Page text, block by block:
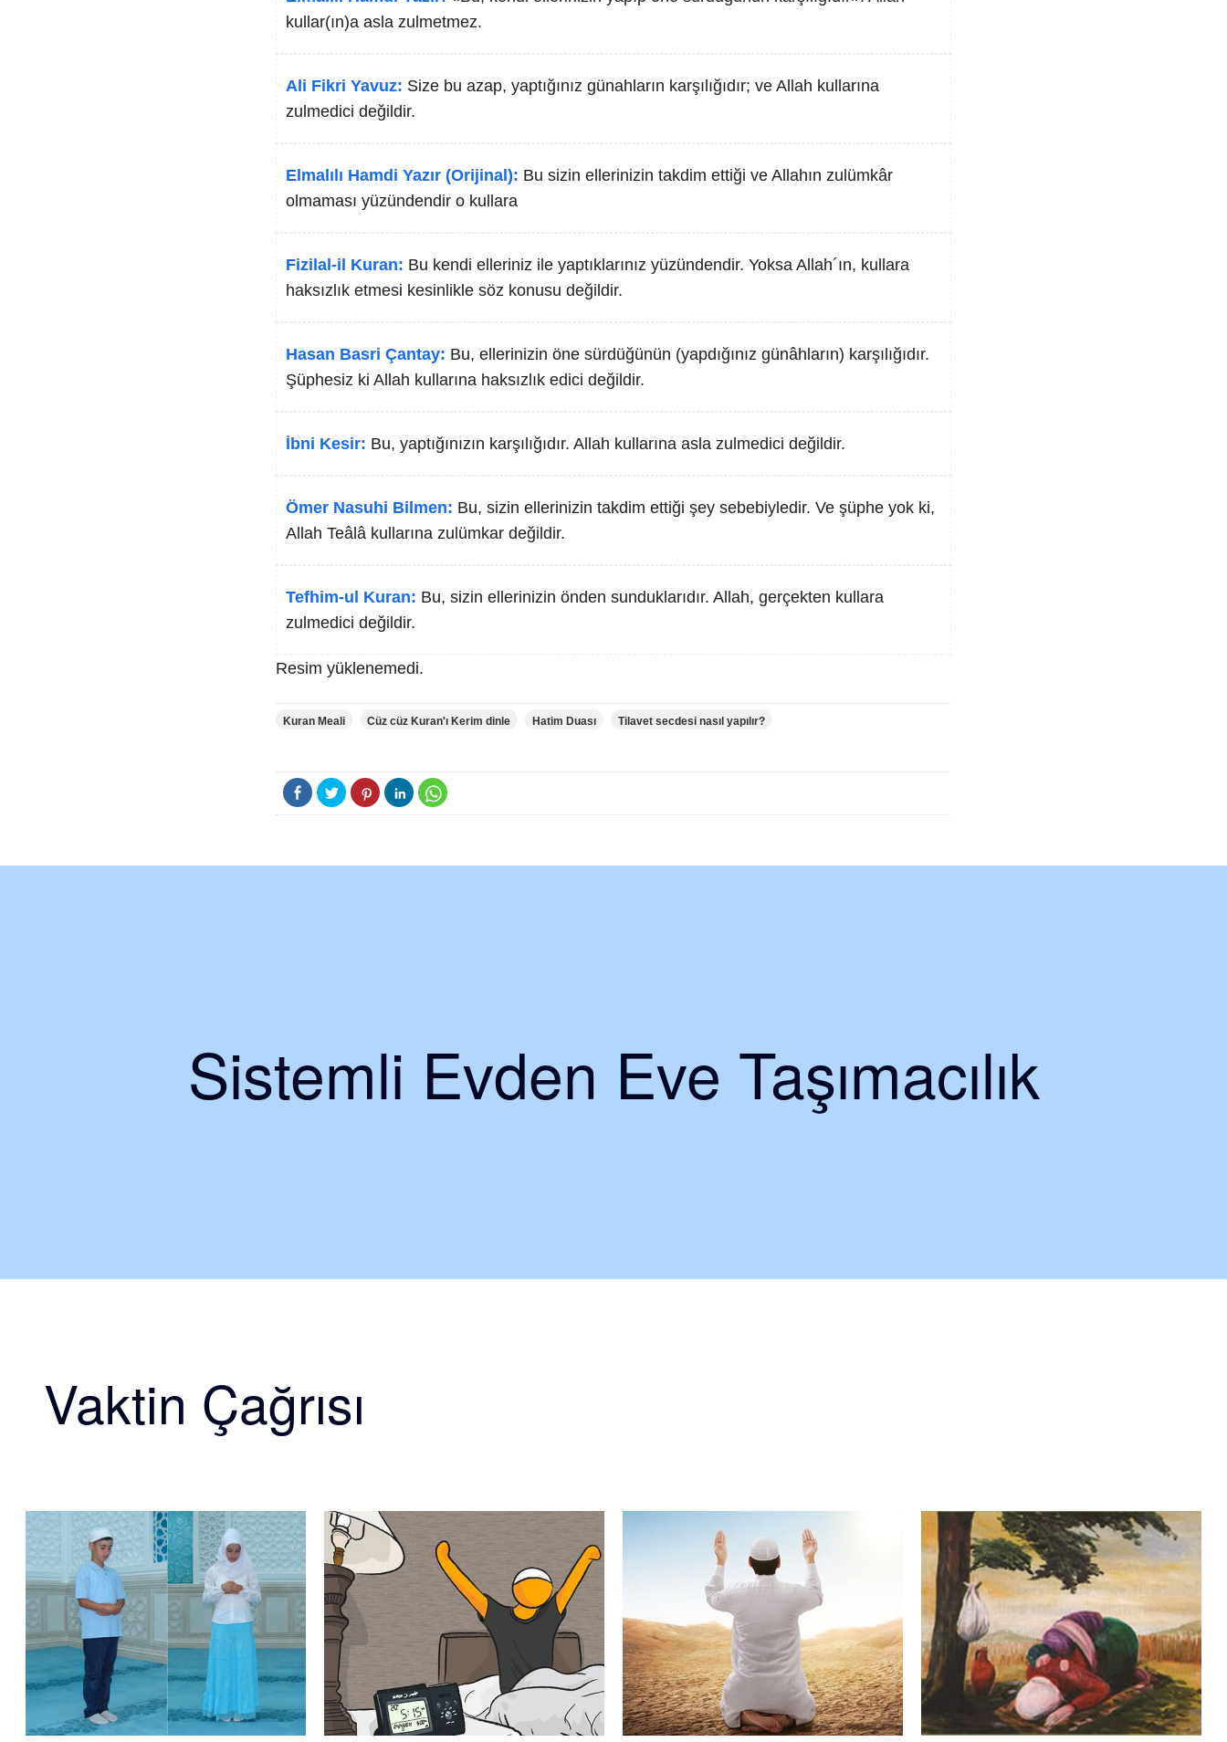
kullar(ın)a asla zulmetmez.
Ali Fikri Yavuz: Size bu azap, yaptığınız günahların karşılığıdır; ve Allah kullarına
zulmedici değildir.
Elmalılı Hamdi Yazır (Orijinal): Bu sizin ellerinizin takdim ettiği ve Allahın zulümkâr
olmaması yüzündendir o kullara
Fizilal-il Kuran: Bu kendi elleriniz ile yaptıklarınız yüzündendir. Yoksa Allah´ın, kullara
haksızlık etmesi kesinlikle söz konusu değildir.
Hasan Basri Çantay: Bu, ellerinizin öne sürdüğünün (yapdığınız günâhların) karşılığıdır.
Şüphesiz ki Allah kullarına haksızlık edici değildir.
İbni Kesir: Bu, yaptığınızın karşılığıdır. Allah kullarına asla zulmedici değildir.
Ömer Nasuhi Bilmen: Bu, sizin ellerinizin takdim ettiği şey sebebiyledir. Ve şüphe yok ki,
Allah Teâlâ kullarına zulümkar değildir.
Tefhim-ul Kuran: Bu, sizin ellerinizin önden sunduklarıdır. Allah, gerçekten kullara
zulmedici değildir.
Resim yüklenemedi.
Kuran Meali Cüz cüz Kuran'ı Kerim dinle Hatim Duası Tilavet secdesi nasıl yapılır?
Sistemli Evden Eve Taşımacılık
Vaktin Çağrısı